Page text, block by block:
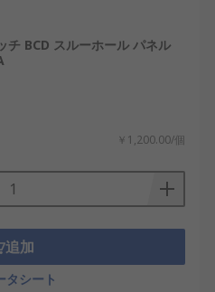
チ BCD スルーホール パネル
￥1,200.00/個
追加
タシート